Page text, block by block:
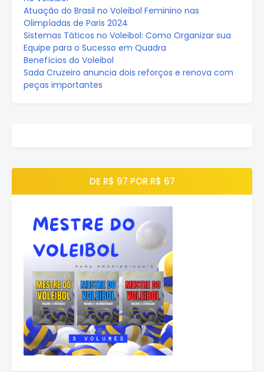
Atuação do Brasil no Voleibol Feminino nas
Olimpíadas de Paris 2024
Sistemas Táticos no Voleibol: Como Organizar sua
Equipe para o Sucesso em Quadra
Benefícios do Voleibol
Sada Cruzeiro anuncia dois reforços e renova com
peças importantes
DE R$ 97 POR R$ 67